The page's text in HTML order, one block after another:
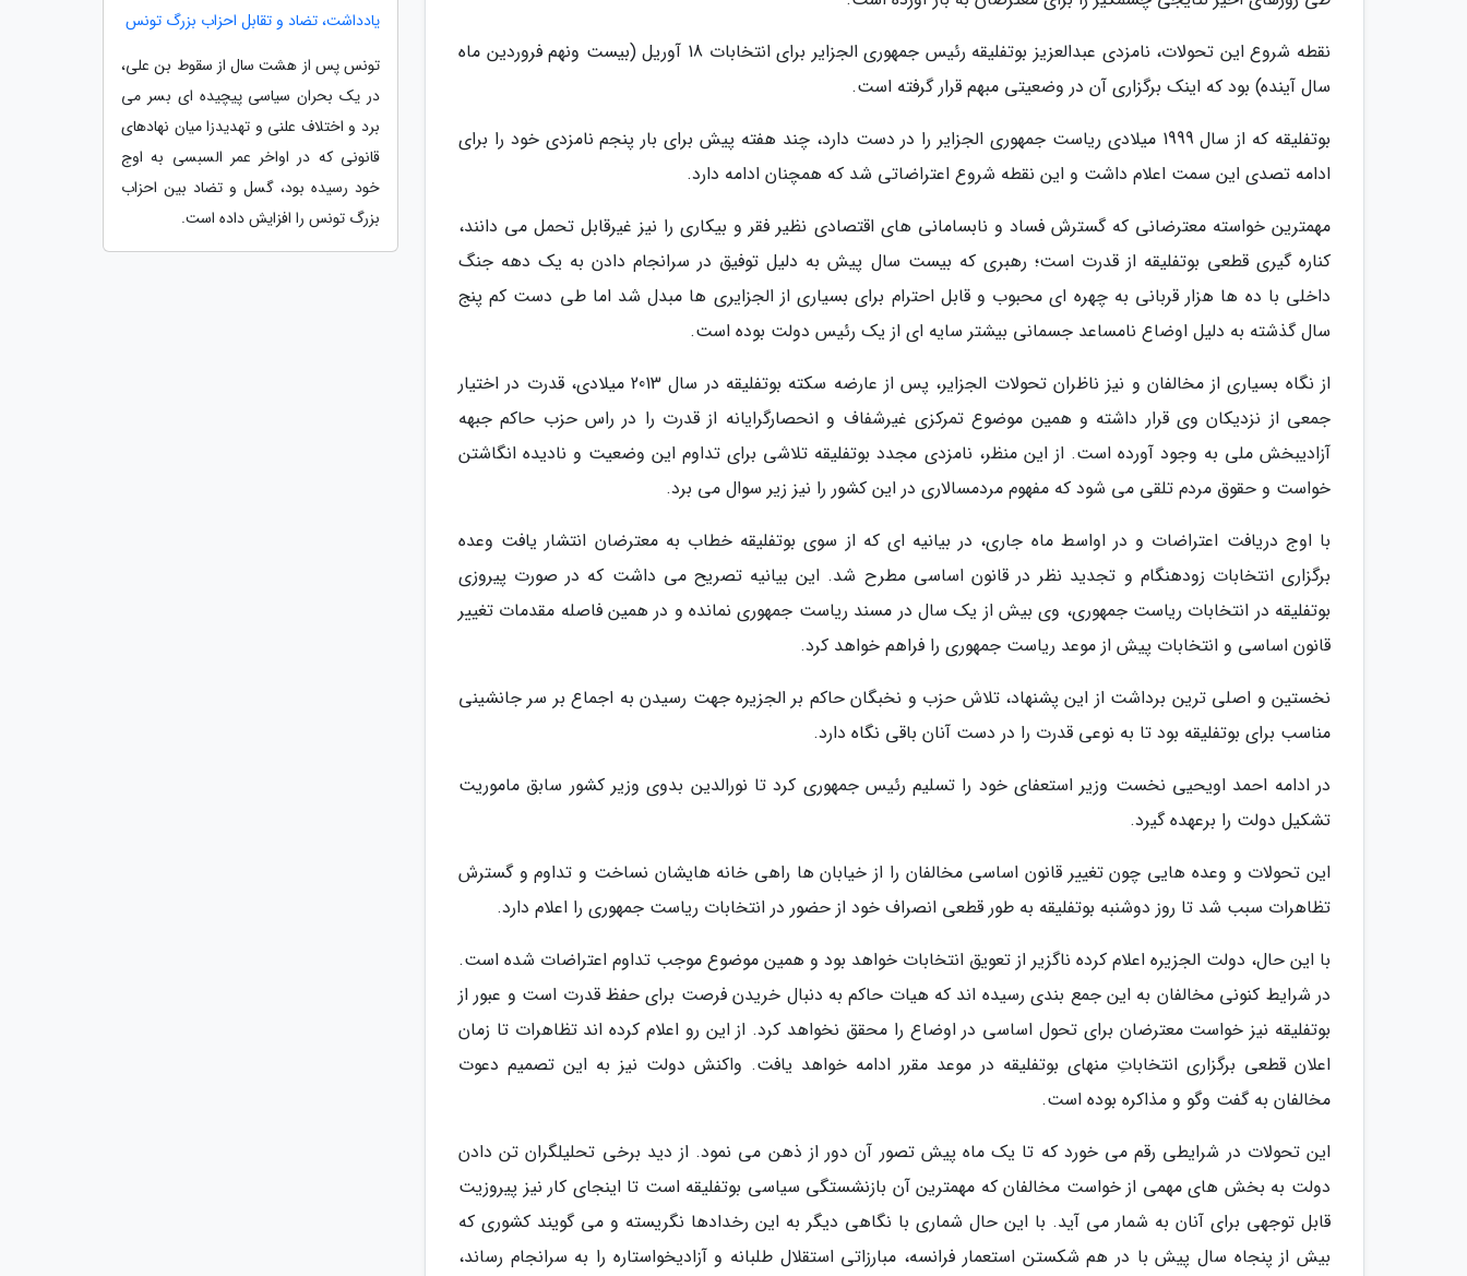
نقطه شروع این تحولات، نامزدی عبدالعزیز بوتفلیقه رئیس جمهوری الجزایر برای انتخابات 18 آوریل (بیست ونهم فروردین ماه
سال آینده) بود که اینک برگزاری آن در وضعیتی مبهم قرار گرفته است.
بوتفلیقه که از سال 1999 میلادی ریاست جمهوری الجزایر را در دست دارد، چند هفته پیش برای بار پنجم نامزدی خود را برای
ادامه تصدی این سمت اعلام داشت و این نقطه شروع اعتراضاتی شد که همچنان ادامه دارد.
مهمترین خواسته معترضانی که گسترش فساد و نابسامانی های اقتصادی نظیر فقر و بیکاری را نیز غیرقابل تحمل می دانند،
کناره گیری قطعی بوتفلیقه از قدرت است؛ رهبری که بیست سال پیش به دلیل توفیق در سرانجام دادن به یک دهه جنگ
داخلی با ده ها هزار قربانی به چهره ای محبوب و قابل احترام برای بسیاری از الجزایری ها مبدل شد اما طی دست کم پنج
سال گذشته به دلیل اوضاع نامساعد جسمانی بیشتر سایه ای از یک رئیس دولت بوده است.
از نگاه بسیاری از مخالفان و نیز ناظران تحولات الجزایر، پس از عارضه سکته بوتفلیقه در سال 2013 میلادی، قدرت در اختیار
جمعی از نزدیکان وی قرار داشته و همین موضوع تمرکزی غیرشفاف و انحصارگرایانه از قدرت را در راس حزب حاکم جبهه
آزادیبخش ملی به وجود آورده است. از این منظر، نامزدی مجدد بوتفلیقه تلاشی برای تداوم این وضعیت و نادیده انگاشتن
خواست و حقوق مردم تلقی می شود که مفهوم مردمسالاری در این کشور را نیز زیر سوال می برد.
با اوج دریافت اعتراضات و در اواسط ماه جاری، در بیانیه ای که از سوی بوتفلیقه خطاب به معترضان انتشار یافت وعده
برگزاری انتخابات زودهنگام و تجدید نظر در قانون اساسی مطرح شد. این بیانیه تصریح می داشت که در صورت پیروزی
بوتفلیقه در انتخابات ریاست جمهوری، وی بیش از یک سال در مسند ریاست جمهوری نمانده و در همین فاصله مقدمات تغییر
قانون اساسی و انتخابات پیش از موعد ریاست جمهوری را فراهم خواهد کرد.
نخستین و اصلی ترین برداشت از این پشنهاد، تلاش حزب و نخبگان حاکم بر الجزیره جهت رسیدن به اجماع بر سر جانشینی
مناسب برای بوتفلیقه بود تا به نوعی قدرت را در دست آنان باقی نگاه دارد.
در ادامه احمد اویحیی نخست وزیر استعفای خود را تسلیم رئیس جمهوری کرد تا نورالدین بدوی وزیر کشور سابق ماموریت
تشکیل دولت را برعهده گیرد.
این تحولات و وعده هایی چون تغییر قانون اساسی مخالفان را از خیابان ها راهی خانه هایشان نساخت و تداوم و گسترش
تظاهرات سبب شد تا روز دوشنبه بوتفلیقه به طور قطعی انصراف خود از حضور در انتخابات ریاست جمهوری را اعلام دارد.
با این حال، دولت الجزیره اعلام کرده ناگزیر از تعویق انتخابات خواهد بود و همین موضوع موجب تداوم اعتراضات شده است.
در شرایط کنونی مخالفان به این جمع بندی رسیده اند که هیات حاکم به دنبال خریدن فرصت برای حفظ قدرت است و عبور از
بوتفلیقه نیز خواست معترضان برای تحول اساسی در اوضاع را محقق نخواهد کرد. از این رو اعلام کرده اند تظاهرات تا زمان
اعلان قطعی برگزاری انتخاباتِ منهای بوتفلیقه در موعد مقرر ادامه خواهد یافت. واکنش دولت نیز به این تصمیم دعوت
مخالفان به گفت وگو و مذاکره بوده است.
این تحولات در شرایطی رقم می خورد که تا یک ماه پیش تصور آن دور از ذهن می نمود. از دید برخی تحلیلگران تن دادن
دولت به بخش های مهمی از خواست مخالفان که مهمترین آن بازنشستگی سیاسی بوتفلیقه است تا اینجای کار نیز پیروزیت
قابل توجهی برای آنان به شمار می آید. با این حال شماری با نگاهی دیگر به این رخدادها نگریسته و می گویند کشوری که
بیش از پنجاه سال پیش با در هم شکستن استعمار فرانسه، مبارزاتی استقلال طلبانه و آزادیخواستاره را به سرانجام رساند،
یادداشت، تضاد و تقابل احزاب بزرگ تونس
تونس پس از هشت سال از سقوط بن علی،
در یک بحران سیاسی پیچیده ای بسر می
برد و اختلاف علنی و تهدیدزا میان نهادهای
قانونی که در اواخر عمر السبسی به اوج
خود رسیده بود، گسل و تضاد بین احزاب
بزرگ تونس را افزایش داده است.